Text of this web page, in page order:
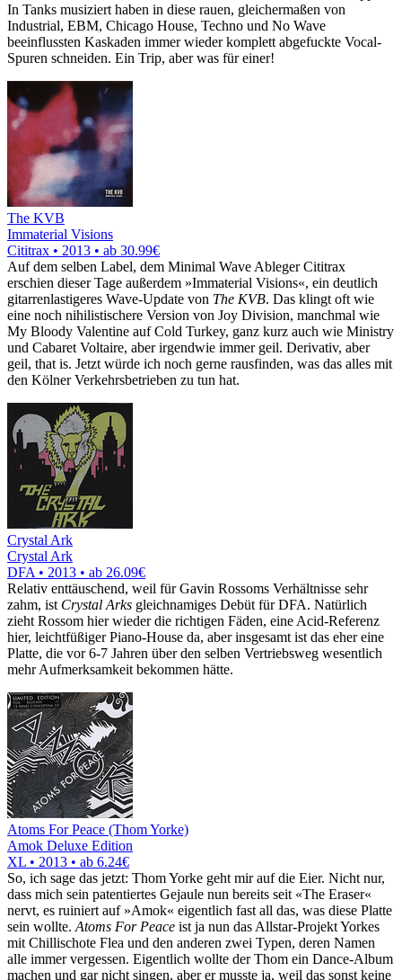
In Tanks musiziert haben in diese rauen, gleichermaßen von
Industrial, EBM, Chicago House, Techno und No Wave
beeinflussten Kaskaden immer wieder komplett abgefuckte Vocal-
Spuren schneiden. Ein Trip, aber was für einer!
The KVB
Immaterial Visions
Cititrax • 2013 • ab 30.99€
Auf dem selben Label, dem Minimal Wave Ableger Cititrax
erschien dieser Tage außerdem »Immaterial Visions«, ein deutlich
gitarrenlastigeres Wave-Update von The KVB. Das klingt oft wie
eine noch nihilistischere Version von Joy Division, manchmal wie
My Bloody Valentine auf Cold Turkey, ganz kurz auch wie Ministry
und Cabaret Voltaire, aber irgendwie immer geil. Derivativ, aber
geil, that is. Jetzt würde ich noch gerne rausfinden, was das alles mit
den Kölner Verkehrsbetrieben zu tun hat.
Crystal Ark
Crystal Ark
DFA • 2013 • ab 26.09€
Relativ enttäuschend, weil für Gavin Rossoms Verhältnisse sehr
zahm, ist Crystal Arks gleichnamiges Debüt für DFA. Natürlich
zieht Rossom hier wieder die richtigen Fäden, eine Acid-Referenz
hier, leichtfüßiger Piano-House da, aber insgesamt ist das eher eine
Platte, die vor 6-7 Jahren über den selben Vertriebsweg wesentlich
mehr Aufmerksamkeit bekommen hätte.
Atoms For Peace (Thom Yorke)
Amok Deluxe Edition
XL • 2013 • ab 6.24€
So, ich sage das jetzt: Thom Yorke geht mir auf die Eier. Nicht nur,
dass mich sein patentiertes Gejaule nun bereits seit «The Eraser«
nervt, es ruiniert auf »Amok« eigentlich fast all das, was diese Platte
sein wollte. Atoms For Peace ist ja nun das Allstar-Projekt Yorkes
mit Chillischote Flea und den anderen zwei Typen, deren Namen
alle immer vergessen. Eigentlich wollte der Thom ein Dance-Album
machen und gar nicht singen, aber er musste ja, weil das sonst keine